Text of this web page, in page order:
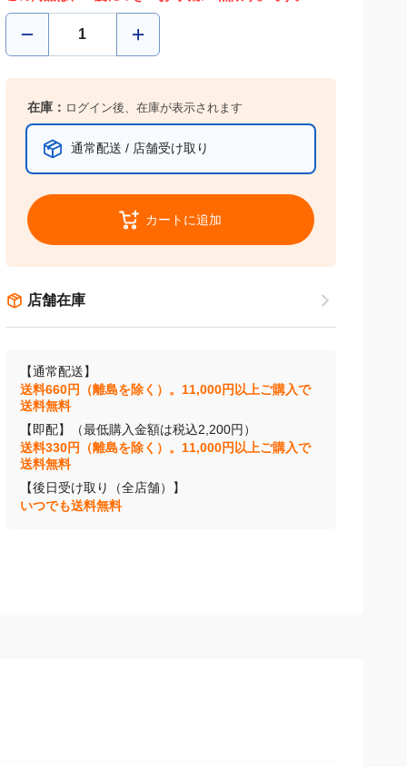
在庫： ログイン後、在庫が表示されます
通常配送 / 店舗受け取り
カートに追加
店舗在庫
【通常配送】
送料660円（離島を除く）。11,000円以上ご購入で
送料無料
【即配】（最低購入金額は税込2,200円）
送料330円（離島を除く）。11,000円以上ご購入で
送料無料
【後日受け取り（全店舗）】